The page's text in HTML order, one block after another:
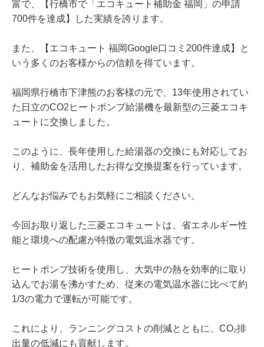
富で、【行橋市で「エコキュート補助金 福岡」の申請
700件を達成】した実績を誇ります。
また、【エコキュート 福岡Google口コミ200件達成】と
いう多くのお客様からの信頼を得ています。
福岡県行橋市下津熊のお客様の元で、13年使用されてい
た日立のCO2ヒートポンプ給湯機を最新型の三菱エコキ
ュートに交換しました。
このように、長年使用した給湯器の交換にも対応してお
り、補助金を活用したお得な交換提案を行っています。
どんなお悩みでもお気軽にご相談ください。
今回お取り返した三菱エコキュートは、省エネルギー性
能と環境への配慮が特徴の電気温水器です。
ヒートポンプ技術を使用し、大気中の熱を効率的に取り
込んでお湯を沸かすため、従来の電気温水器に比べて約
1/3の電力で運転が可能です。
これにより、ランニングコストの削減とともに、CO₂排
出量の低減にも貢献します。